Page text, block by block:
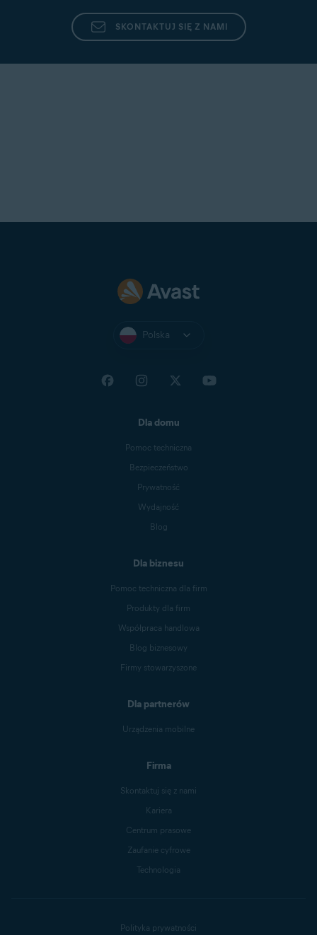
SKONTAKTUJ SIĘ Z NAMI
Polska
Dla domu
Pomoc techniczna
Bezpieczeństwo
Prywatność
Wydajność
Blog
Dla biznesu
Pomoc techniczna dla firm
Produkty dla firm
Współpraca handlowa
Blog biznesowy
Firmy stowarzyszone
Dla partnerów
Urządzenia mobilne
Firma
Skontaktuj się z nami
Kariera
Centrum prasowe
Zaufanie cyfrowe
Technologia
Polityka prywatności